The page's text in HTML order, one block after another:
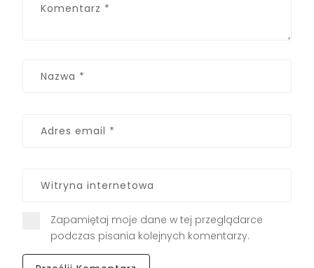
Zapamiętaj moje dane w tej przeglądarce
podczas pisania kolejnych komentarzy.